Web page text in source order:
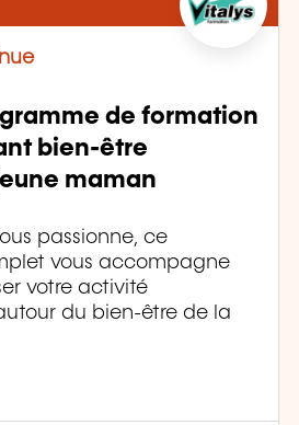
de formation
bien-être
maman
passionne, ce
vous accompagne
votre activité
du bien-être de la